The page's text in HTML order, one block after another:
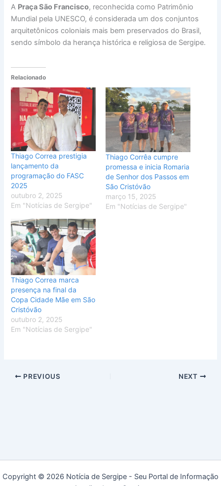
A Praça São Francisco, reconhecida como Patrimônio
Mundial pela UNESCO, é considerada um dos conjuntos
arquitetônicos coloniais mais bem preservados do Brasil,
sendo símbolo da herança histórica e religiosa de Sergipe.
Relacionado
Thiago Correa prestigia
lançamento da
programação do FASC
2025
outubro 2, 2025
Em "Notícias de Sergipe"
Thiago Corrêa cumpre
promessa e inicia Romaria
de Senhor dos Passos em
São Cristóvão
março 15, 2025
Em "Notícias de Sergipe"
Thiago Correa marca
presença na final da
Copa Cidade Mãe em São
Cristóvão
outubro 2, 2025
Em "Notícias de Sergipe"
PREVIOUS NEXT
Copyright © 2026 Notícia de Sergipe - Seu Portal de Informação